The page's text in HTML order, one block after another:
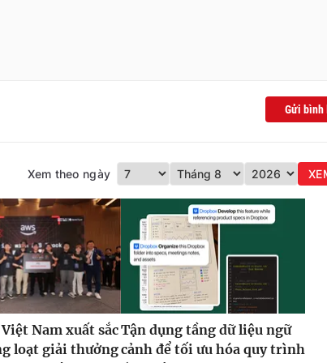
Gửi bình
Xem theo ngày
Nam xuất sắc
loạt giải thưởng
Tận dụng tầng dữ liệu ngữ
cảnh để tối ưu hóa quy trình